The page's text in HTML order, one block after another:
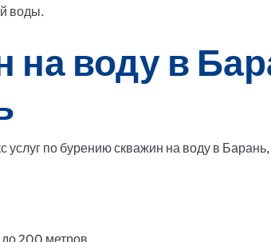
воды.
на воду в
по бурению скважин на воду в
200 метров